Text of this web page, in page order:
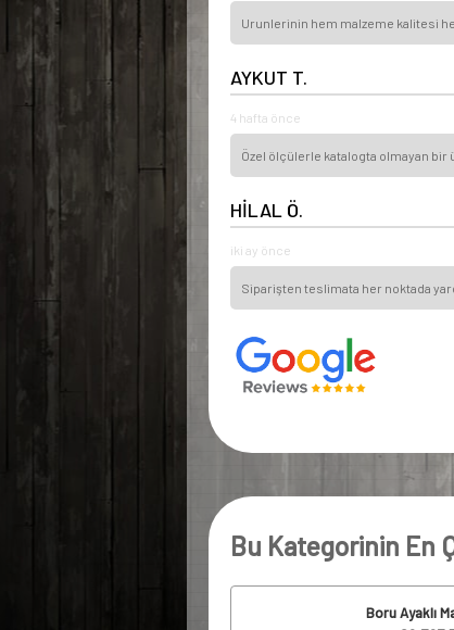
Urunlerinin hem malzeme kalitesi
AYKUT T.
4 hafta önce
Özel ölçülerle katalogta olmayan
HİLAL Ö.
iki ay önce
Siparişten teslimata her noktada
Bu Kategorinin En
Boru Ayaklı